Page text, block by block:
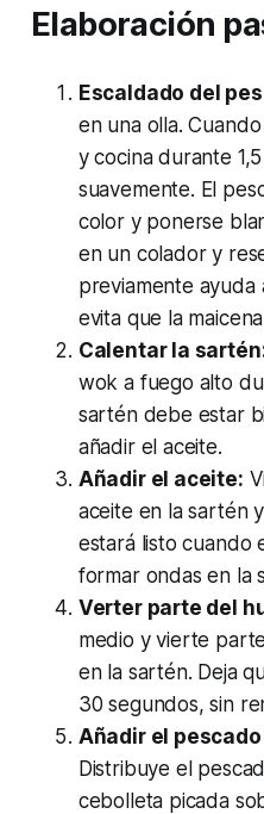
Elaboración
Escaldado del
en una olla.
y cocina durante
suavemente. El
color y ponerse
en un colador y
previamente ayuda
evita que la
Calentar la
wok a fuego alto
sartén debe estar
añadir el aceite.
Añadir el aceite:
aceite en la sartén
estará listo cuando
formar ondas en la
Verter parte del
medio y vierte
en la sartén. Deja
30 segundos, sin
Añadir el
Distribuye el
cebolleta picada